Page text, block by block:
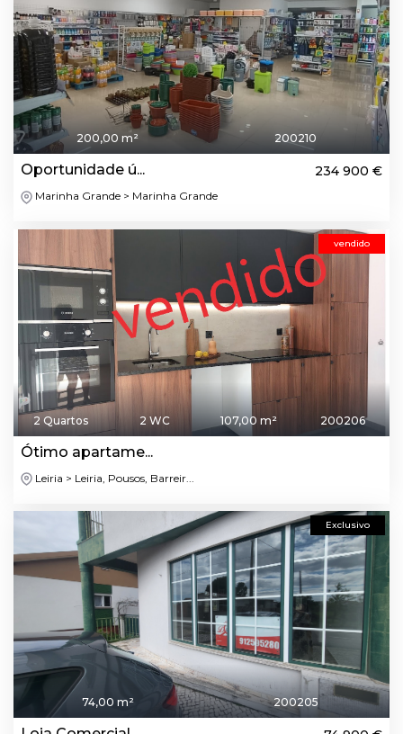
200,00 m² 200210
Oportunidade ú... 234 900 €
Marinha Grande > Marinha Grande
vendido
2 Quartos 2 WC 107,00 m² 200206
Ótimo apartame...
Leiria > Leiria, Pousos, Barreir...
Exclusivo
74,00 m² 200205